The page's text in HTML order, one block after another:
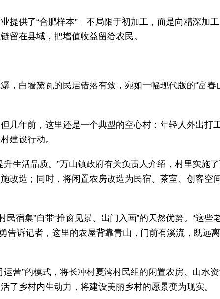
提供了“合肥样本”：不局限于初加工，而是向精深加
留在县域，把增值收益留给农民。
，白墙黛瓦的民居错落有致，宛如一幅现代版的“富春
几年前，这里还是一个典型的空心村：年轻人外出打
建设行动。
生活品质。”万山镇政府有关负责人介绍，村里实施
改造；同时，将闲置农房改造为民宿、茶室、创客空
宿集”自带“推窗见景、出门入画”的天然优势。“这些
告诉记者，这里的农屋背靠青山，门前有溪流，既远
营”的模式，将长冲村夏湾村民组的闲置农房、山水
了乡村内生动力，将建设美丽乡村的愿景变为现实。